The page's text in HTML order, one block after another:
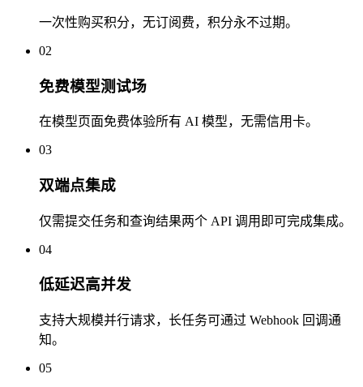
一次性购买积分，无订阅费，积分永不过期。
02
免费模型测试场
在模型页面免费体验所有 AI 模型，无需信用卡。
03
双端点集成
仅需提交任务和查询结果两个 API 调用即可完成集成。
04
低延迟高并发
支持大规模并行请求，长任务可通过 Webhook 回调通
知。
05